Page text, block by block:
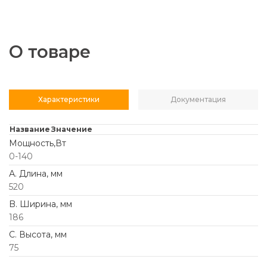
О товаре
Характеристики Документация
Название Значение
Мощность,Вт
0-140
А. Длина, мм
520
B. Ширина, мм
186
C. Высота, мм
75